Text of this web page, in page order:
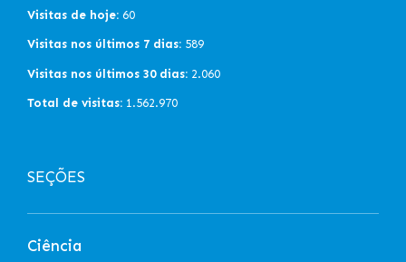
Visitas de hoje: 60
Visitas nos últimos 7 dias: 589
Visitas nos últimos 30 dias: 2.060
Total de visitas: 1.562.970
SEÇÕES
Ciência